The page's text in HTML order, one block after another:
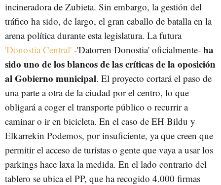
incineradora de Zubieta. Sin embargo, la gestión del
tráfico ha sido, de largo, el gran caballo de batalla en la
arena política durante esta legislatura. La futura
'Donostia Central' -'Datorren Donostia' oficialmente- ha
sido uno de los blancos de las críticas de la oposición
al Gobierno municipal. El proyecto cortará el paso de
una parte a otra de la ciudad por el centro, lo que
obligará a coger el transporte público o recurrir a
caminar o ir en bicicleta. En el caso de EH Bildu y
Elkarrekin Podemos, por insuficiente, ya que creen que
permitir el acceso de turistas o gente que vaya a usar los
parkings hace laxa la medida. En el lado contrario del
tablero se ubica el PP, que ha recogido 4.000 firmas